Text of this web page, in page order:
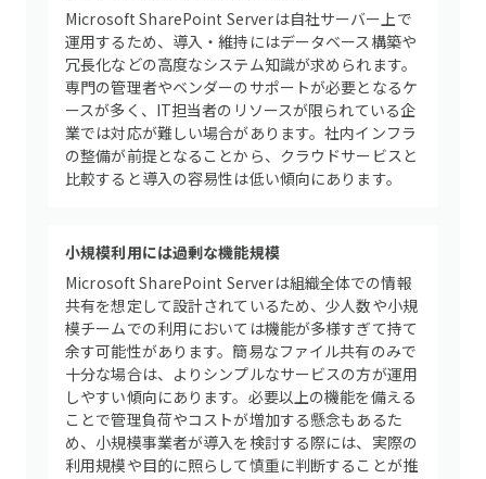
Microsoft SharePoint Serverは自社サーバー上で
運用するため、導入・維持にはデータベース構築や
冗長化などの高度なシステム知識が求められます。
専門の管理者やベンダーのサポートが必要となるケ
ースが多く、IT担当者のリソースが限られている企
業では対応が難しい場合があります。社内インフラ
の整備が前提となることから、クラウドサービスと
比較すると導入の容易性は低い傾向にあります。
小規模利用には過剰な機能規模
Microsoft SharePoint Serverは組織全体での情報
共有を想定して設計されているため、少人数や小規
模チームでの利用においては機能が多様すぎて持て
余す可能性があります。簡易なファイル共有のみで
十分な場合は、よりシンプルなサービスの方が運用
しやすい傾向にあります。必要以上の機能を備える
ことで管理負荷やコストが増加する懸念もあるた
め、小規模事業者が導入を検討する際には、実際の
利用規模や目的に照らして慎重に判断することが推